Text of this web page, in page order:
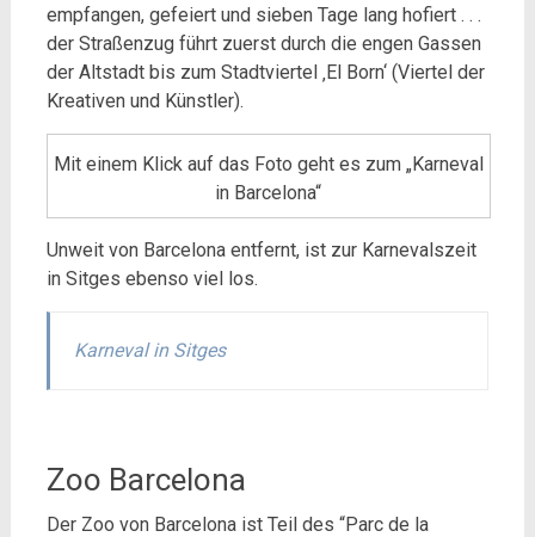
empfangen, gefeiert und sieben Tage lang hofiert . . .
der Straßenzug führt zuerst durch die engen Gassen
der Altstadt bis zum Stadtviertel ‚El Born‘ (Viertel der
Kreativen und Künstler).
Mit einem Klick auf das Foto geht es zum „Karneval
in Barcelona“
Unweit von Barcelona entfernt, ist zur Karnevalszeit
in Sitges ebenso viel los.
Karneval in Sitges
Zoo Barcelona
Der Zoo von Barcelona ist Teil des “Parc de la